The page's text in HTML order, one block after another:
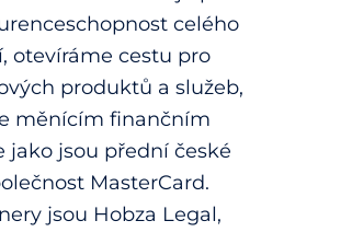
celého
otevíráme cestu pro
produktů a služeb,
měnícím finančním
jako jsou přední české
MasterCard.
jsou Hobza Legal,